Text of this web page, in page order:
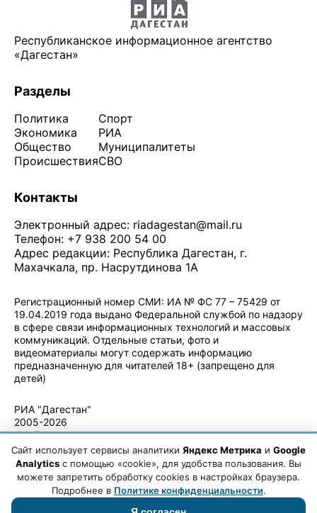
Республиканское информационное агентство
«Дагестан»
Разделы
Политика
Экономика
Общество
Происшествия
Спорт
РИА
Муниципалитеты
СВО
Контакты
Электронный адрес: riadagestan@mail.ru
Телефон: +7 938 200 54 00
Адрес редакции: Республика Дагестан, г.
Махачкала, пр. Насрутдинова 1А
Регистрационный номер СМИ: ИА № ФС 77 – 75429 от
19.04.2019 года выдано Федеральной службой по надзору
в сфере связи информационных технологий и массовых
коммуникаций. Отдельные статьи, фото и
видеоматериалы могут содержать информацию
предназначенную для читателей 18+ (запрещено для
детей)
РИА "Дагестан"
2005-2026
© - Правила
использования
материалов.
Авторские
Сайт использует сервисы аналитики Яндекс Метрика и Google
Analytics с помощью «cookie», для удобства пользования. Вы
можете запретить обработку cookies в настройках браузера.
Подробнее в Политике конфиденциальности.